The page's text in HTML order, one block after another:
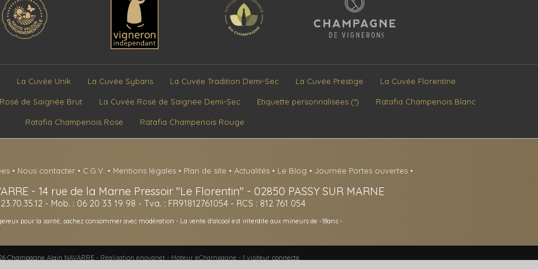
La Cuvée Unik La Cuvée Sybaris La Cuvée Tradition Demi-Sec La Cuvée Prestige La Cuvée Florentine
de Saignée Brut La Cuvée Rosé de Saignée Demi-Sec Etiquette personnalisées (*) Ratafia Champenois Blanc
Ratafia Champenois Rosé Ratafia Champenois Rouge
• Nous contacter • C.G.V. • Mentions légales • Plan de site • Actualités • Le Blog • Journée Portes ouvertes •
- 14 rue de la Marne Pressoir "Le Florentin" - 02850 PASSY SUR MARNE
- Mob. : 06 20 33 19 98 - Tva. : FR91812761054 - RCS : 812 761 054
pour la santé, sachez consommer avec modération - La vente d'alcool est interdite aux mineurs de -18ans -
Champagne Alain NAVARRE - Réalisation enovanet - Moteur eChampagne - 1 visiteur connecté.